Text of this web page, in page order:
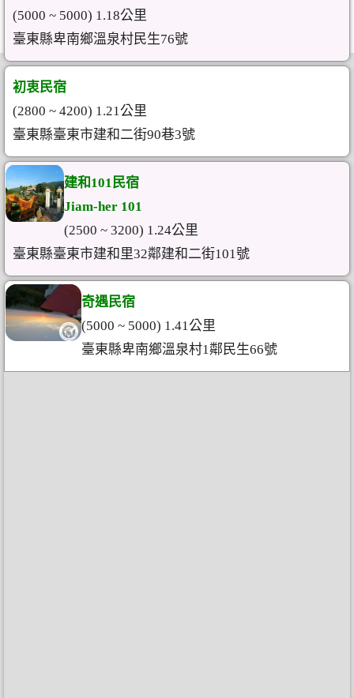
(5000 ~ 5000) 1.18公里
臺東縣卑南鄉溫泉村民生76號
初衷民宿
(2800 ~ 4200) 1.21公里
臺東縣臺東市建和二街90巷3號
建和101民宿
Jiam-her 101
(2500 ~ 3200) 1.24公里
臺東縣臺東市建和里32鄰建和二街101號
奇遇民宿
(5000 ~ 5000) 1.41公里
臺東縣卑南鄉溫泉村1鄰民生66號